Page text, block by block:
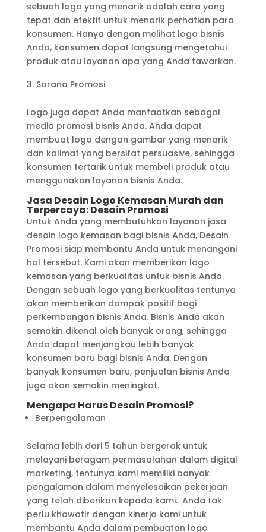
sebuah logo yang menarik adalah cara yang
tepat dan efektif untuk menarik perhatian para
konsumen. Hanya dengan melihat logo bisnis
Anda, konsumen dapat langsung mengetahui
produk atau layanan apa yang Anda tawarkan.
Sarana Promosi
Logo juga dapat Anda manfaatkan sebagai
media promosi bisnis Anda. Anda dapat
membuat logo dengan gambar yang menarik
dan kalimat yang bersifat persuasive, sehingga
konsumen tertarik untuk membeli produk atau
menggunakan layanan bisnis Anda.
Jasa Desain Logo Kemasan Murah dan
Terpercaya: Desain Promosi
Untuk Anda yang membutuhkan layanan jasa
desain logo kemasan bagi bisnis Anda, Desain
Promosi siap membantu Anda untuk menangani
hal tersebut. Kami akan memberikan logo
kemasan yang berkualitas untuk bisnis Anda.
Dengan sebuah logo yang berkualitas tentunya
akan memberikan dampak positif bagi
perkembangan bisnis Anda. Bisnis Anda akan
semakin dikenal oleh banyak orang, sehingga
Anda dapat menjangkau lebih banyak
konsumen baru bagi bisnis Anda. Dengan
banyak konsumen baru, penjualan bisnis Anda
juga akan semakin meningkat.
Mengapa Harus Desain Promosi?
Berpengalaman
Selama lebih dari 5 tahun bergerak untuk
melayani beragam permasalahan dalam digital
marketing, tentunya kami memiliki banyak
pengalaman dalam menyelesaikan pekerjaan
yang telah diberikan kepada kami. Anda tak
perlu khawatir dengan kinerja kami untuk
membantu Anda dalam pembuatan logo